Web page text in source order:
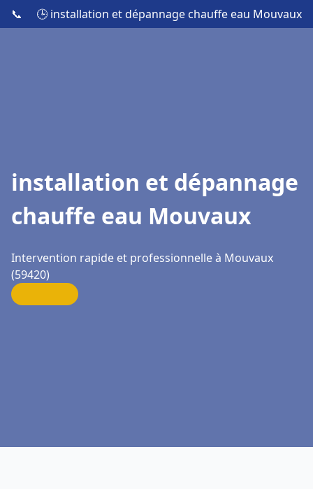
📞 🕒 installation et dépannage chauffe eau Mouvaux
installation et dépannage
chauffe eau Mouvaux
Intervention rapide et professionnelle à Mouvaux
(59420)